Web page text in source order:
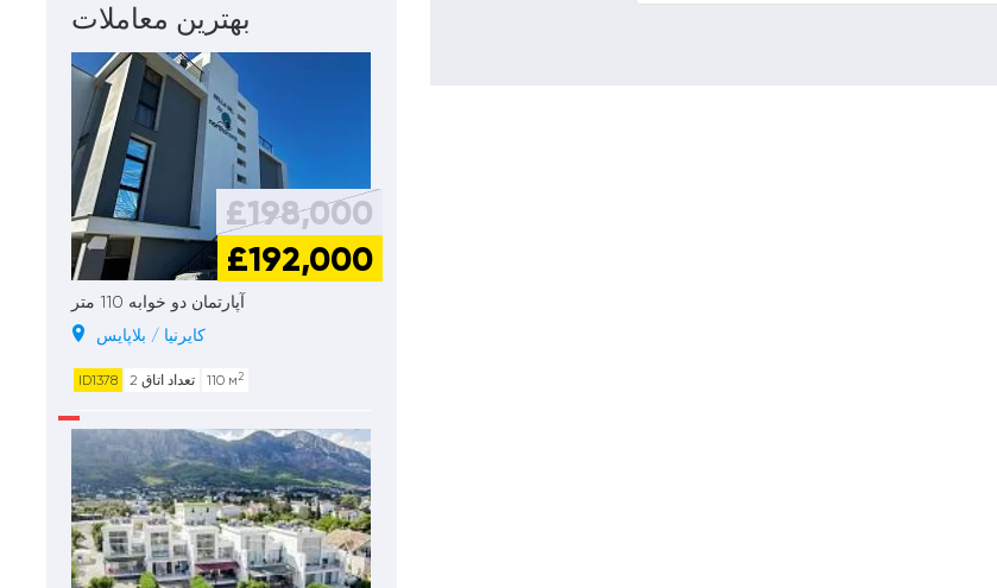
بهترین معاملات
£198,000
£192,000
آپارتمان دو خوابه 110 متر
کایرنیا / بلاپایس
ID1378 تعداد اتاق 2 110 м 2